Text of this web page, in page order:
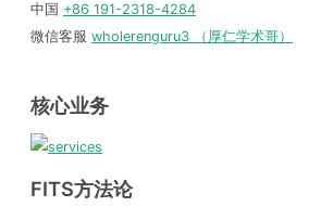
中国 +86 191-2318-4284
微信客服 wholerenguru3 （厚仁学术哥）
核心业务
FITS方法论